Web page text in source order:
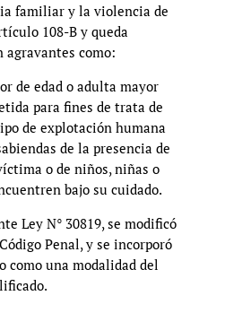
familiar y la violencia de
108-B y queda
como:
de edad o adulta mayor
para fines de trata de
de explotación humana
de la presencia de
o de niños, niñas o
bajo su cuidado.
Ley N° 30819, se modificó
Penal, y se incorporó
una modalidad del